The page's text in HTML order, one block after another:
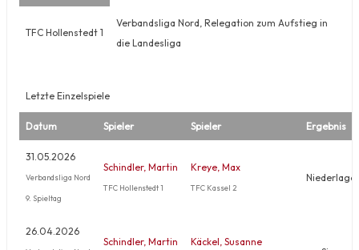
TFC Hollenstedt 1
Verbandsliga Nord, Relegation zum Aufstieg in
die Landesliga
Letzte Einzelspiele
Datum Spieler Spieler Ergebnis
31.05.2026
Verbandsliga Nord
9. Spieltag
Schindler, Martin
TFC Hollenstedt 1
Kreye, Max
TFC Kassel 2
Niederlage
26.04.2026
Schindler, Martin Käckel, Susanne